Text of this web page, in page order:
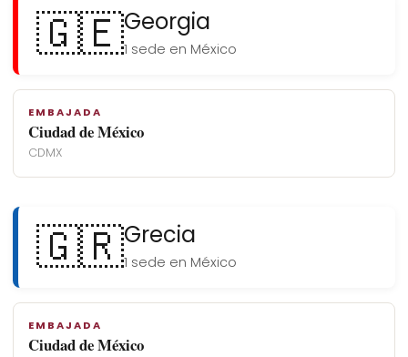
🇬🇪Georgia
1 sede en México
EMBAJADA
Ciudad de México
CDMX
🇬🇷Grecia
1 sede en México
EMBAJADA
Ciudad de México